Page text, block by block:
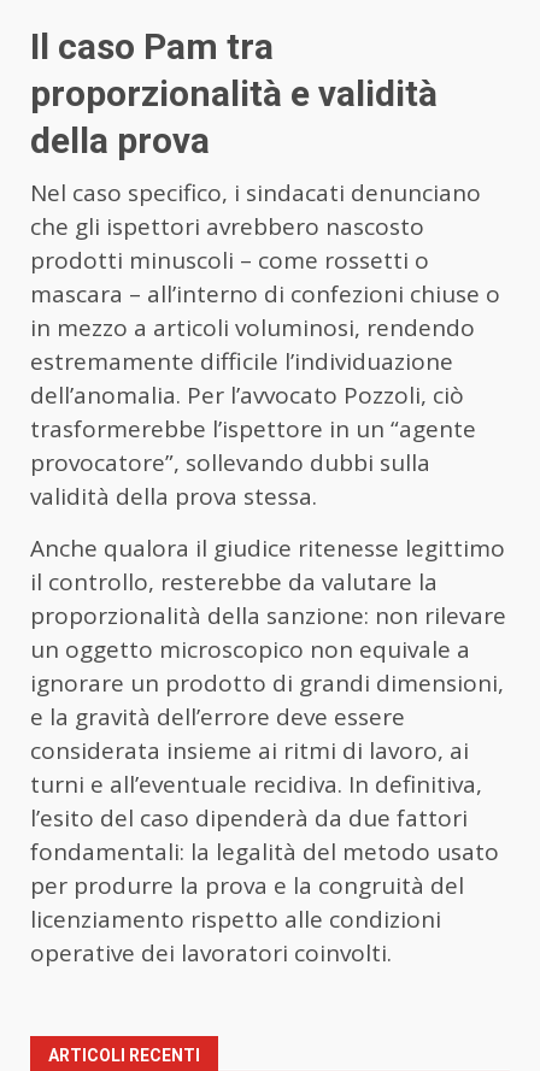
Il caso Pam tra
proporzionalità e validità
della prova
Nel caso specifico, i sindacati denunciano
che gli ispettori avrebbero nascosto
prodotti minuscoli – come rossetti o
mascara – all’interno di confezioni chiuse o
in mezzo a articoli voluminosi, rendendo
estremamente difficile l’individuazione
dell’anomalia. Per l’avvocato Pozzoli, ciò
trasformerebbe l’ispettore in un “agente
provocatore”, sollevando dubbi sulla
validità della prova stessa.
Anche qualora il giudice ritenesse legittimo
il controllo, resterebbe da valutare la
proporzionalità della sanzione: non rilevare
un oggetto microscopico non equivale a
ignorare un prodotto di grandi dimensioni,
e la gravità dell’errore deve essere
considerata insieme ai ritmi di lavoro, ai
turni e all’eventuale recidiva. In definitiva,
l’esito del caso dipenderà da due fattori
fondamentali: la legalità del metodo usato
per produrre la prova e la congruità del
licenziamento rispetto alle condizioni
operative dei lavoratori coinvolti.
ARTICOLI RECENTI